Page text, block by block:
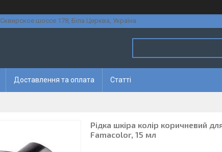
Сквирское шоссе 178, Біла Церква, Україна
Доставлення та оплата Статті
Рідка шкіра колір коричневий
Famacolor, 15 мл